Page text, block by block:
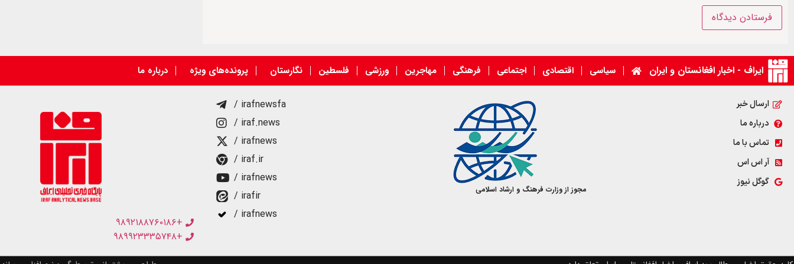
ایراف - اخبار افغانستان و ایران سیاسی اقتصادی اجتماعی فرهنگی مهاجرین ورزشی فلسطین نگارستان پرونده‌های ویژه درباره ما
ارسال خبر
درباره ما
تماس با ما
آر اس اس
گوگل نیوز
مجوز از وزارت فرهنگ و ارشاد اسلامی
/ irafnewsfa
/ iraf.news
/ irafnews
/ iraf.ir
/ irafnews
/ irafir
/ irafnews
+۹۸۹۲۱۸۸۷۶۰۱۸۶
+۹۸۹۹۲۳۳۳۵۷۴۸